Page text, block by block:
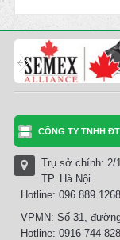
CÔNG TY TNHH
Trụ sở chính: 2/
TP. Hà Nội
Hotline: 096 889 1268
VPMN: Số 31,
Hotline: 0916 744 828